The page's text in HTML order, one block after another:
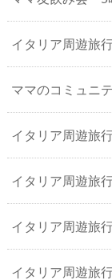
イタリア周遊旅
ママのコミュニ
イタリア周遊旅
イタリア周遊旅
イタリア周遊旅
イタリア周遊旅